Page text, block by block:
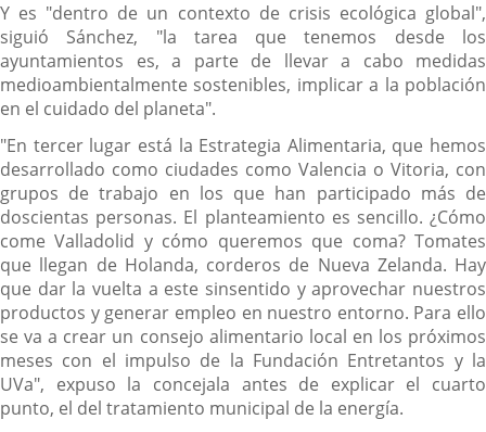
Y es "dentro de un contexto de crisis ecológica global",
siguió Sánchez, "la tarea que tenemos desde los
ayuntamientos es, a parte de llevar a cabo medidas
medioambientalmente sostenibles, implicar a la población
en el cuidado del planeta".
"En tercer lugar está la Estrategia Alimentaria, que hemos
desarrollado como ciudades como Valencia o Vitoria, con
grupos de trabajo en los que han participado más de
doscientas personas. El planteamiento es sencillo. ¿Cómo
come Valladolid y cómo queremos que coma? Tomates
que llegan de Holanda, corderos de Nueva Zelanda. Hay
que dar la vuelta a este sinsentido y aprovechar nuestros
productos y generar empleo en nuestro entorno. Para ello
se va a crear un consejo alimentario local en los próximos
meses con el impulso de la Fundación Entretantos y la
UVa", expuso la concejala antes de explicar el cuarto
punto, el del tratamiento municipal de la energía.